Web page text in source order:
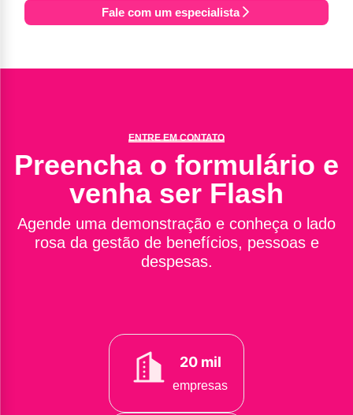
Fale com um especialista
ENTRE EM CONTATO
Preencha o formulário e
venha ser Flash
Agende uma demonstração e conheça o lado
rosa da gestão de benefícios, pessoas e
despesas.
20 mil
empresas